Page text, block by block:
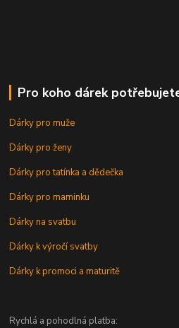
Pro koho dárek
Dárky pro muže
Dárky pro ženy
Dárky pro tatínka a dědečka
Dárky pro maminku
Dárky na svatbu
Dárky k výročí svatby
Dárky k promoci a maturitě
Rychlá a pohodlná platba: